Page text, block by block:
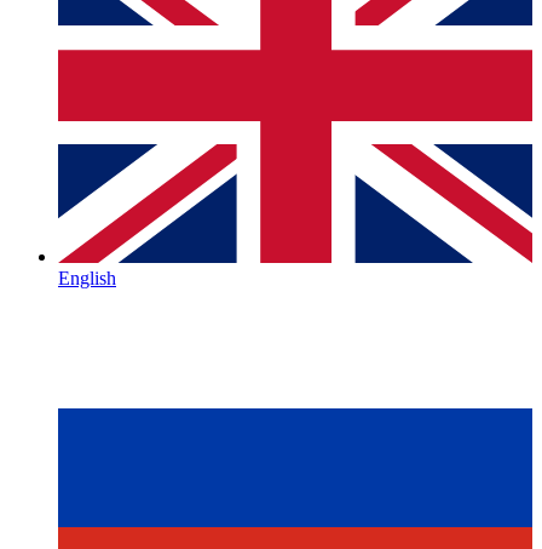
English